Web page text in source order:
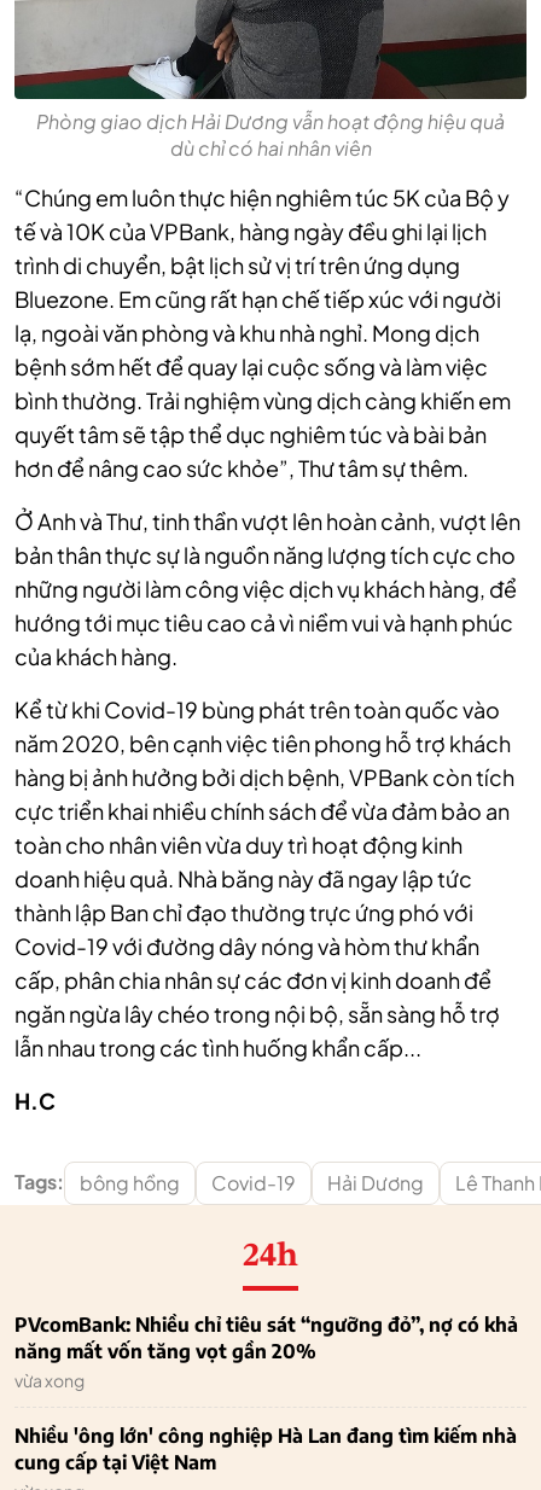
Phòng giao dịch Hải Dương vẫn hoạt động hiệu quả
dù chỉ có hai nhân viên
“Chúng em luôn thực hiện nghiêm túc 5K của Bộ y
tế và 10K của VPBank, hàng ngày đều ghi lại lịch
trình di chuyển, bật lịch sử vị trí trên ứng dụng
Bluezone. Em cũng rất hạn chế tiếp xúc với người
lạ, ngoài văn phòng và khu nhà nghỉ. Mong dịch
bệnh sớm hết để quay lại cuộc sống và làm việc
bình thường. Trải nghiệm vùng dịch càng khiến em
quyết tâm sẽ tập thể dục nghiêm túc và bài bản
hơn để nâng cao sức khỏe”, Thư tâm sự thêm.
Ở Anh và Thư, tinh thần vượt lên hoàn cảnh, vượt lên
bản thân thực sự là nguồn năng lượng tích cực cho
những người làm công việc dịch vụ khách hàng, để
hướng tới mục tiêu cao cả vì niềm vui và hạnh phúc
của khách hàng.
Kể từ khi Covid-19 bùng phát trên toàn quốc vào
năm 2020, bên cạnh việc tiên phong hỗ trợ khách
hàng bị ảnh hưởng bởi dịch bệnh, VPBank còn tích
cực triển khai nhiều chính sách để vừa đảm bảo an
toàn cho nhân viên vừa duy trì hoạt động kinh
doanh hiệu quả. Nhà băng này đã ngay lập tức
thành lập Ban chỉ đạo thường trực ứng phó với
Covid-19 với đường dây nóng và hòm thư khẩn
cấp, phân chia nhân sự các đơn vị kinh doanh để
ngăn ngừa lây chéo trong nội bộ, sẵn sàng hỗ trợ
lẫn nhau trong các tình huống khẩn cấp...
H.C
Tags: bông hồng Covid-19 Hải Dương Lê
24h
PVcomBank: Nhiều chỉ tiêu sát “ngưỡng đỏ”, nợ có khả
năng mất vốn tăng vọt gần 20%
vừa xong
Nhiều 'ông lớn' công nghiệp Hà Lan đang tìm kiếm nhà
cung cấp tại Việt Nam